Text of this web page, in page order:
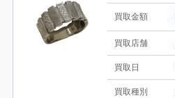
買取金額
買取店舗
買取日
買取種別